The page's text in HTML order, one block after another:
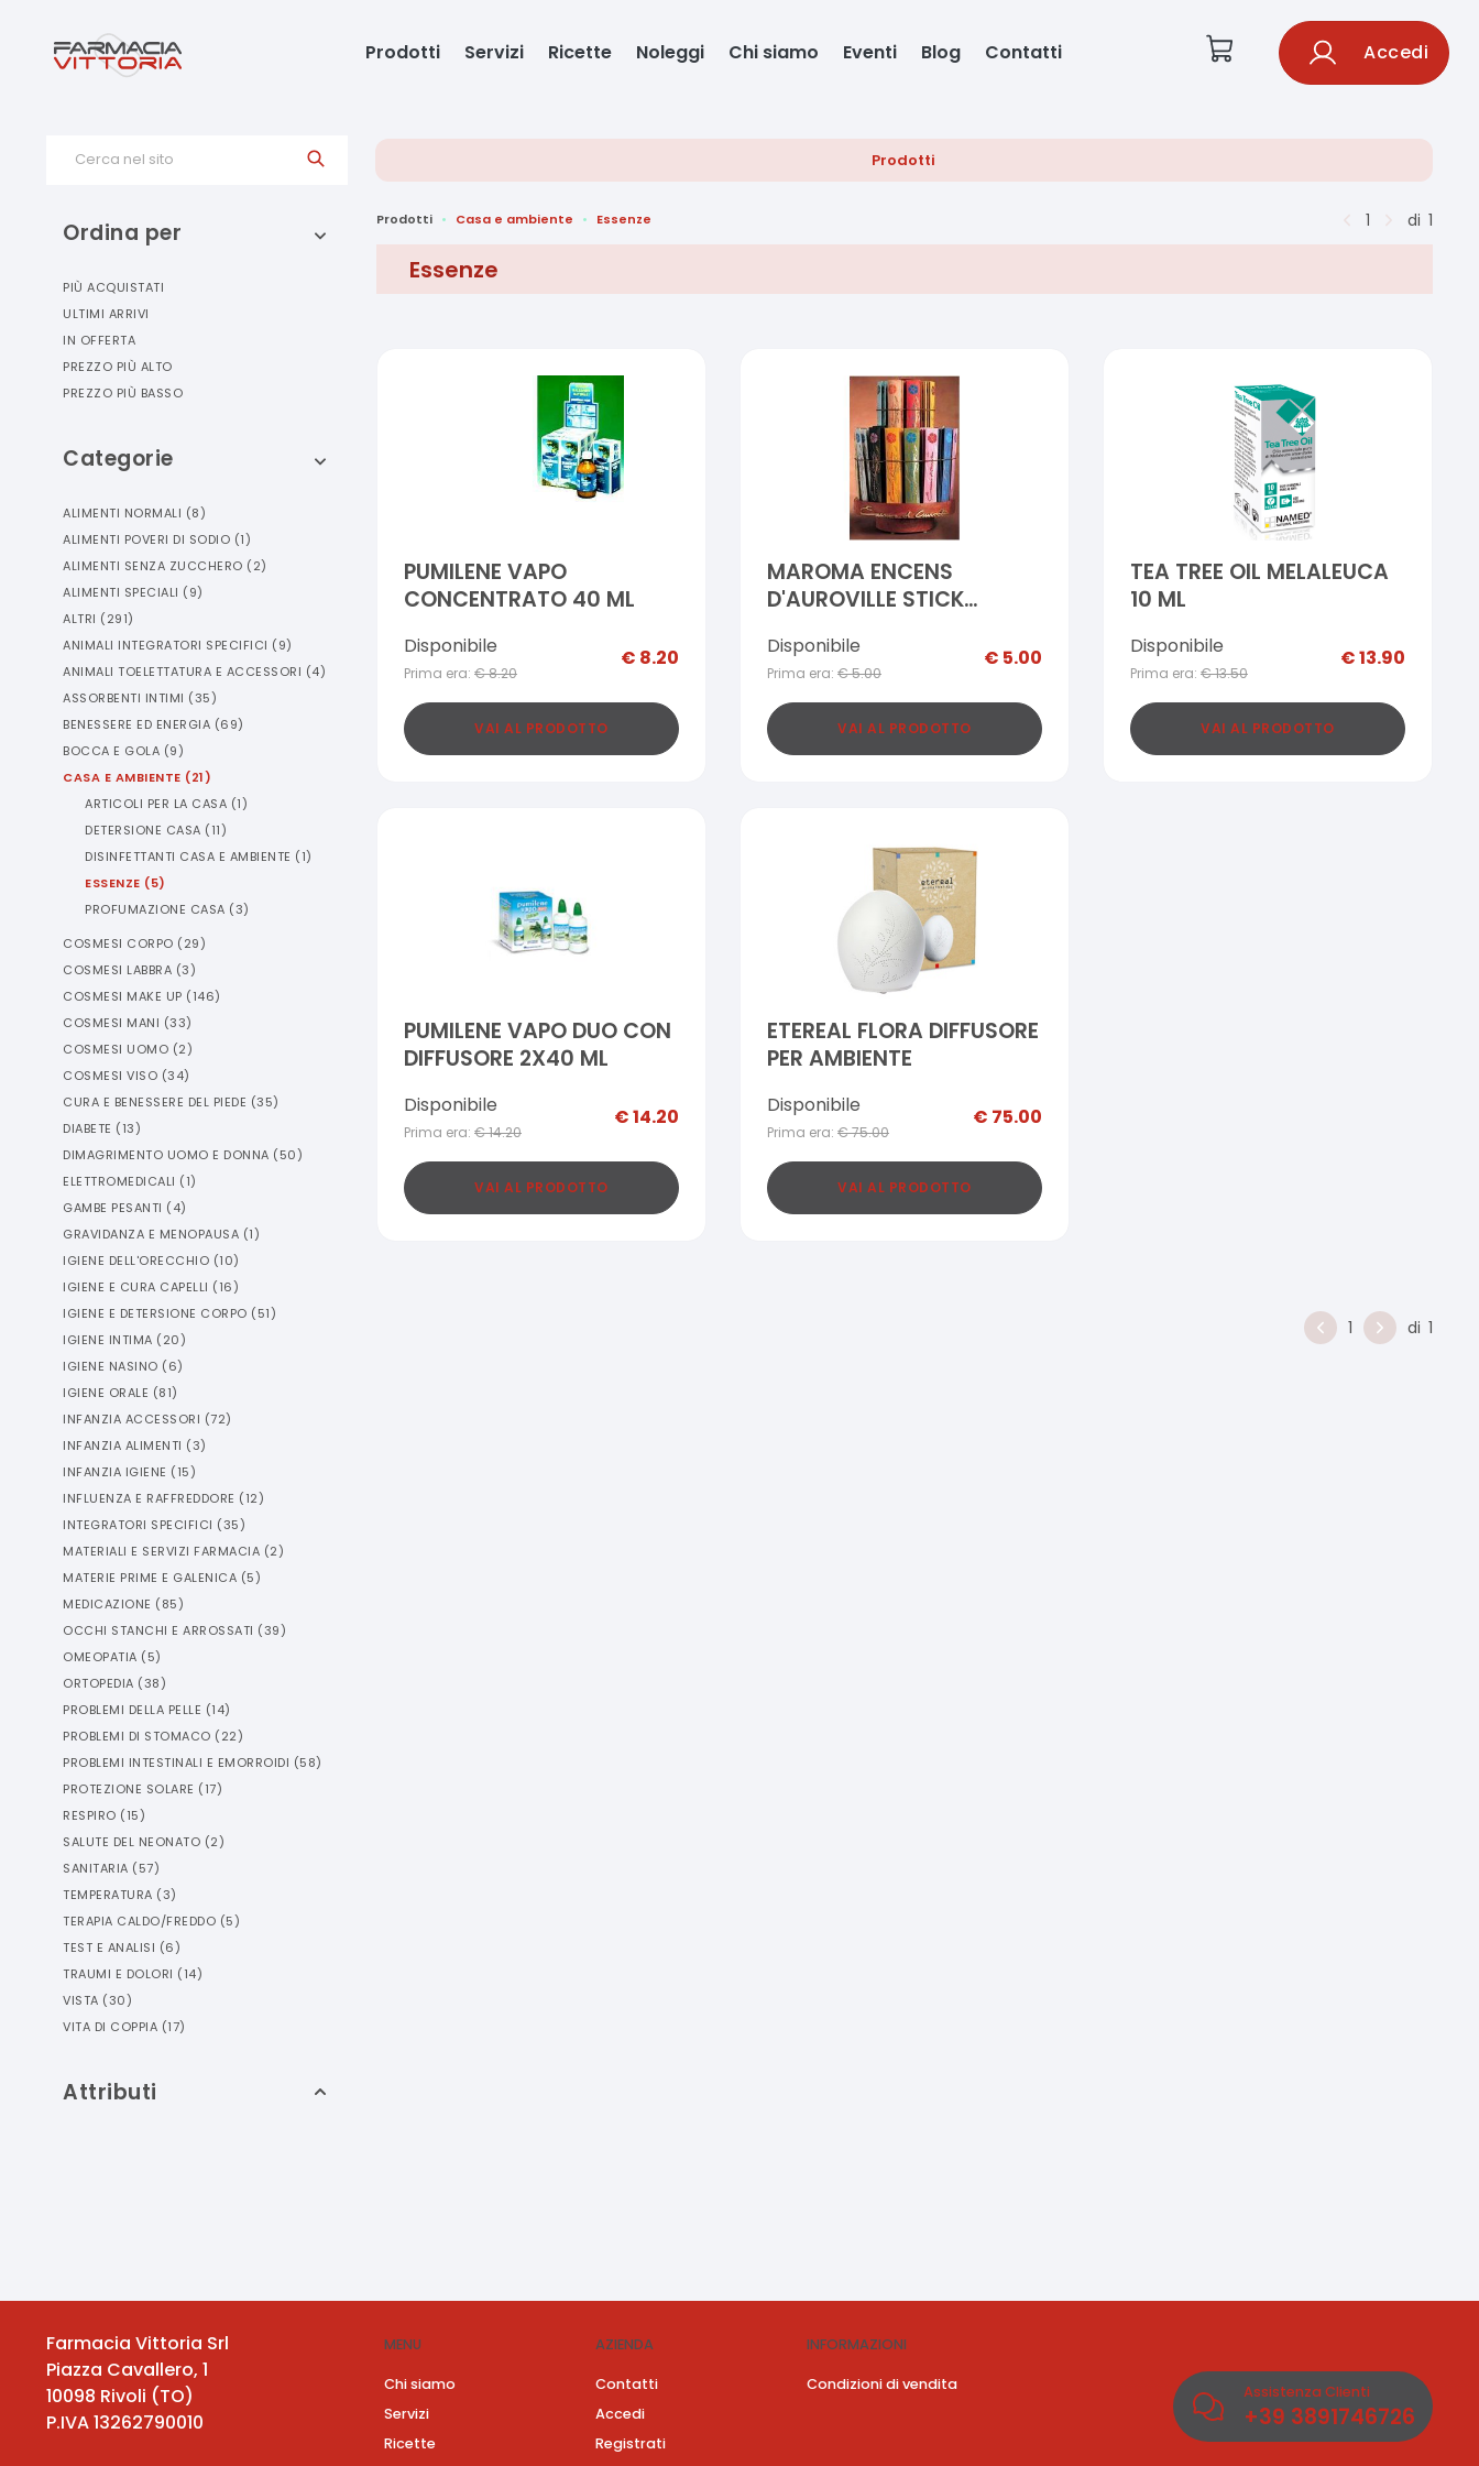
Prodotti Servizi Ricette Noleggi Chi siamo Eventi Blog Contatti Accedi
Cerca nel sito Prodotti
Ordina per
PIÙ ACQUISTATI
ULTIMI ARRIVI
IN OFFERTA
PREZZO PIÙ ALTO
PREZZO PIÙ BASSO
Categorie
ALIMENTI NORMALI (8)
ALIMENTI POVERI DI SODIO (1)
ALIMENTI SENZA ZUCCHERO (2)
ALIMENTI SPECIALI (9)
ALTRI (291)
ANIMALI INTEGRATORI SPECIFICI (9)
ANIMALI TOELETTATURA E ACCESSORI (4)
ASSORBENTI INTIMI (35)
BENESSERE ED ENERGIA (69)
BOCCA E GOLA (9)
CASA E AMBIENTE (21)
ARTICOLI PER LA CASA (1)
DETERSIONE CASA (11)
DISINFETTANTI CASA E AMBIENTE (1)
ESSENZE (5)
PROFUMAZIONE CASA (3)
COSMESI CORPO (29)
COSMESI LABBRA (3)
COSMESI MAKE UP (146)
COSMESI MANI (33)
COSMESI UOMO (2)
COSMESI VISO (34)
CURA E BENESSERE DEL PIEDE (35)
DIABETE (13)
DIMAGRIMENTO UOMO E DONNA (50)
ELETTROMEDICALI (1)
GAMBE PESANTI (4)
GRAVIDANZA E MENOPAUSA (1)
IGIENE DELL'ORECCHIO (10)
IGIENE E CURA CAPELLI (16)
IGIENE E DETERSIONE CORPO (51)
IGIENE INTIMA (20)
IGIENE NASINO (6)
IGIENE ORALE (81)
INFANZIA ACCESSORI (72)
INFANZIA ALIMENTI (3)
INFANZIA IGIENE (15)
INFLUENZA E RAFFREDDORE (12)
INTEGRATORI SPECIFICI (35)
MATERIALI E SERVIZI FARMACIA (2)
MATERIE PRIME E GALENICA (5)
MEDICAZIONE (85)
OCCHI STANCHI E ARROSSATI (39)
OMEOPATIA (5)
ORTOPEDIA (38)
PROBLEMI DELLA PELLE (14)
PROBLEMI DI STOMACO (22)
PROBLEMI INTESTINALI E EMORROIDI (58)
PROTEZIONE SOLARE (17)
RESPIRO (15)
SALUTE DEL NEONATO (2)
SANITARIA (57)
TEMPERATURA (3)
TERAPIA CALDO/FREDDO (5)
TEST E ANALISI (6)
TRAUMI E DOLORI (14)
VISTA (30)
VITA DI COPPIA (17)
Attributi
Prodotti Casa e ambiente Essenze 1 di 1
Essenze
PUMILENE VAPO
CONCENTRATO 40 ML
Disponibile
Prima era: €8.20
€ 8.20
VAI AL PRODOTTO
MAROMA ENCENS
D'AUROVILLE STICK
Disponibile
Prima era: €5.00
€ 5.00
VAI AL PRODOTTO
TEA TREE OIL MELALEUCA
10 ML
Disponibile
Prima era: €13.50
€13.90
VAI AL PRODOTTO
PUMILENE VAPO DUO CON
DIFFUSORE 2X40 ML
Disponibile
Prima era: €14.20
€14.20
VAI AL PRODOTTO
ETEREAL FLORA DIFFUSORE
PER AMBIENTE
Disponibile
Prima era: €75.00
€ 75.00
VAI AL PRODOTTO
1 di 1
Farmacia Vittoria Srl
Piazza Cavallero, 1
10098 Rivoli (TO)
P.IVA13262790010
MENU
Chi siamo
Servizi
Ricette
AZIENDA
Contatti
Accedi
Registrati
INFORMAZIONI
Condizioni di vendita Assistenza Clienti
+39 3891746726